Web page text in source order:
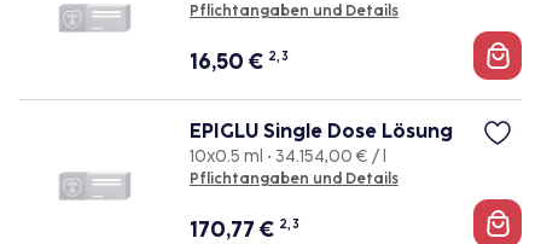
Pflichtangaben und Details
16,50 € 2, 3
EPIGLU Single Dose Lösung
10x0.5 ml • 34.154,00 € / l
Pflichtangaben und Details
170,77 € 2, 3